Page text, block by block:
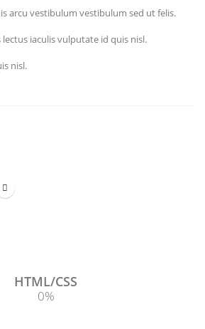
arcu vestibulum vestibulum sed ut felis.
lectus iaculis vulputate id quis nisl.
nisl.
HTML/CSS
0%